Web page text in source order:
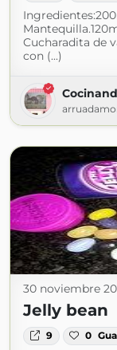
Cucharadita de
con (...)
30 noviembre
Jelly bean
9 0